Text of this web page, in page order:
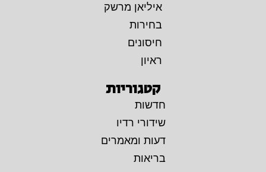
איליאן מרשק
בחירות
חיסונים
ראיון
קטגוריות
חדשות
שידורי רדיו
דעות ומאמרים
בריאות